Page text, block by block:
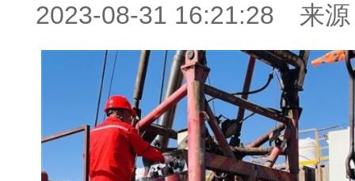
2023-08-31 16:21:28 来源